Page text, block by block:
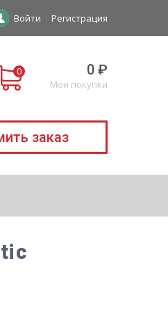
Войти Регистрация
0 ₽
Мои покупки
заказ